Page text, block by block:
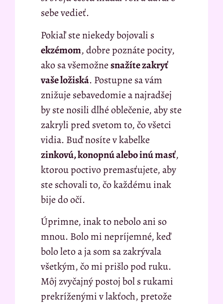
sebe vedieť.
Pokiaľ ste niekedy bojovali s
ekzémom, dobre poznáte pocity,
ako sa všemožnesnažíte zakryť
vaše ložiská. Postupne sa vám
znižuje sebavedomie a najradšej
by ste nosili dlhé oblečenie, aby ste
zakryli pred svetom to, čo všetci
vidia. Buď nosíte v kabelke
zinkovú, konopnú alebo inú masť,
ktorou poctivo premasťujete, aby
ste schovali to, čo každému inak
bije do očí.
Úprimne, inak to nebolo ani so
mnou. Bolo mi nepríjemné, keď
bolo leto a ja som sa zakrývala
všetkým, čo mi prišlo pod ruku.
Môj zvyčajný postoj bol s rukami
prekríženými v lakťoch, pretože